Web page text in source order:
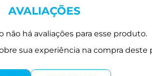
AVALIAÇÕES